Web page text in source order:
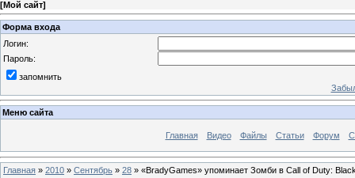
[Мой сайт]
Форма входа
Логин:
Пароль:
запомнить
Меню сайта
Главная Видео Файлы Статьи Форум
Главная » 2010 » Сентябрь » 28 » «BradyGames» упоминает Зомби в Call of Duty: